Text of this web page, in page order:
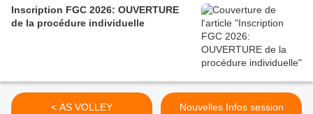
Inscription FGC 2026: OUVERTURE
de la procédure individuelle
< AS VOLLEY
Nouvelles Infos session